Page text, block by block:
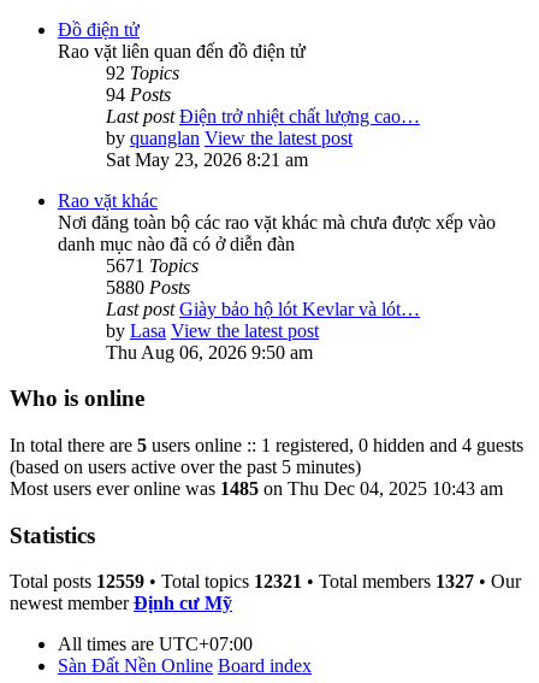
Đồ điện tử
Rao vặt liên quan đến đồ điện tử
92 Topics
94 Posts
Last post Điện trở nhiệt chất lượng cao…
by quanglan View the latest post
Sat May 23, 2026 8:21 am
Rao vặt khác
Nơi đăng toàn bộ các rao vặt khác mà chưa được xếp vào
danh mục nào đã có ở diễn đàn
5671 Topics
5880 Posts
Last post Giày bảo hộ lót Kevlar và lót…
by Lasa View the latest post
Thu Aug 06, 2026 9:50 am
Who is online
In total there are 5 users online :: 1 registered, 0 hidden and 4 guests
(based on users active over the past 5 minutes)
Most users ever online was 1485 on Thu Dec 04, 2025 10:43 am
Statistics
Total posts 12559 • Total topics 12321 • Total members 1327 • Our
newest memberĐịnh cư Mỹ
All times are UTC+07:00
Sàn Đất Nền Online Board index